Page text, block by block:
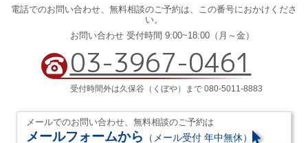
電話でのお問い合わせ、 無料相談のご予約は、
この番号におかけくださ
い。
お問い合わせ 受付時間 9:00~18:00（月～金）
03-3967-0461
受付時間外は久保谷（くぼや）まで 080-5011-8883
メールでのお問い合わせ、無料相談のご予約は
メールフォームから （メール受付 年中無休）